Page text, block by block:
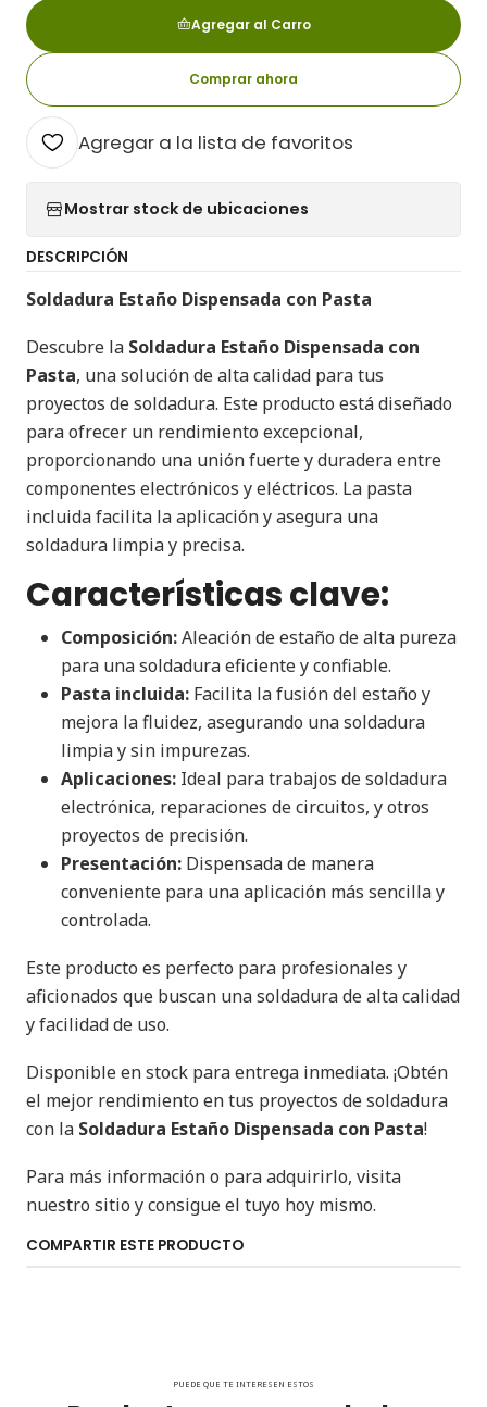
Agregar al Carro
Comprar ahora
Agregar a la lista de favoritos
Mostrar stock de ubicaciones
DESCRIPCIÓN
Soldadura Estaño Dispensada con Pasta
Descubre la Soldadura Estaño Dispensada con
Pasta, una solución de alta calidad para tus
proyectos de soldadura. Este producto está diseñado
para ofrecer un rendimiento excepcional,
proporcionando una unión fuerte y duradera entre
componentes electrónicos y eléctricos. La pasta
incluida facilita la aplicación y asegura una
soldadura limpia y precisa.
Características clave:
Composición:Aleación de estaño de alta pureza
para una soldadura eficiente y confiable.
Pasta incluida: Facilita la fusión del estaño y
mejora la fluidez, asegurando una soldadura
limpia y sin impurezas.
Aplicaciones: Ideal para trabajos de soldadura
electrónica, reparaciones de circuitos, y otros
proyectos de precisión.
Presentación: Dispensada de manera
conveniente para una aplicación más sencilla y
controlada.
Este producto es perfecto para profesionales y
aficionados que buscan una soldadura de alta calidad
y facilidad de uso.
Disponible en stock para entrega inmediata. ¡Obtén
el mejor rendimiento en tus proyectos de soldadura
con la Soldadura Estaño Dispensada con Pasta!
Para más información o para adquirirlo, visita
nuestro sitio y consigue el tuyo hoy mismo.
COMPARTIR ESTE PRODUCTO
PUEDE QUE TE INTERESEN ESTOS